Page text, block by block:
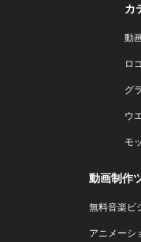
カ
動
ロ
グ
ウ
モ
動画制作
無料音楽ビ
アニメーシ